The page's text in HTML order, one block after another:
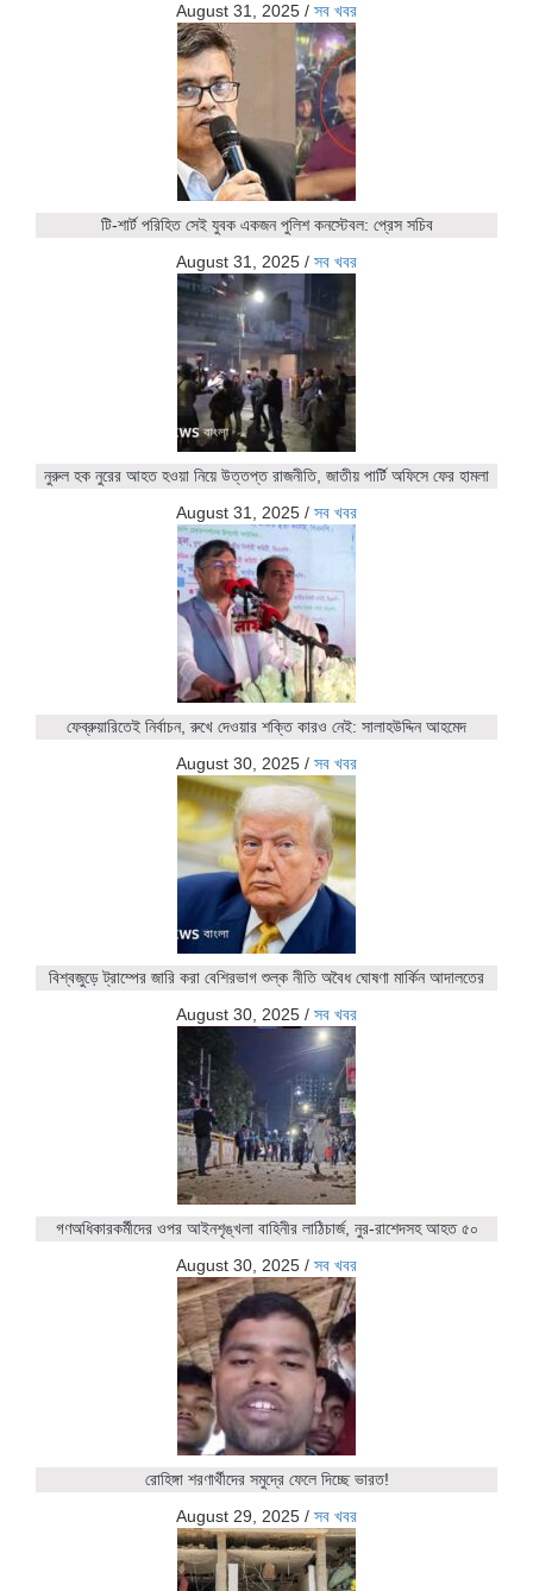
August 31, 2025 / সব খবর
টি-শার্ট পরিহিত সেই যুবক একজন পুলিশ কনস্টেবল: প্রেস সচিব
August 31, 2025 / সব খবর
নুরুল হক নুরের আহত হওয়া নিয়ে উত্তপ্ত রাজনীতি, জাতীয় পার্টি অফিসে ফের হামলা
August 31, 2025 / সব খবর
ফেব্রুয়ারিতেই নির্বাচন, রুখে দেওয়ার শক্তি কারও নেই: সালাহউদ্দিন আহমেদ
August 30, 2025 / সব খবর
বিশ্বজুড়ে ট্রাম্পের জারি করা বেশিরভাগ শুল্ক নীতি অবৈধ ঘোষণা মার্কিন আদালতের
August 30, 2025 / সব খবর
গণঅধিকারকর্মীদের ওপর আইনশৃঙ্খলা বাহিনীর লাঠিচার্জ, নুর-রাশেদসহ আহত ৫০
August 30, 2025 / সব খবর
রোহিঙ্গা শরণার্থীদের সমুদ্রে ফেলে দিচ্ছে ভারত!
August 29, 2025 / সব খবর